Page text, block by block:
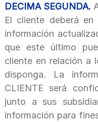
DECIMA SEGUNDA.
El cliente deberá
información
que este último
cliente en relación a
disponga. La
CLIENTE será
junto a sus
información para